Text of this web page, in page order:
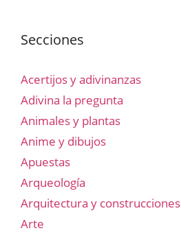
Secciones
Acertijos y adivinanzas
Adivina la pregunta
Animales y plantas
Anime y dibujos
Apuestas
Arqueología
Arquitectura y construcciones
Arte